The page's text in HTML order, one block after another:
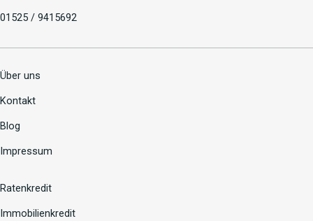
01525 / 9415692
Über uns
Kontakt
Blog
Impressum
Ratenkredit
Immobilienkredit